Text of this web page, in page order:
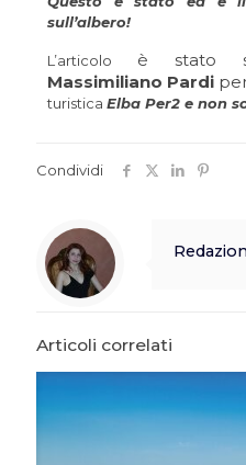
sull’albero!
L’articolo è stato
Massimiliano Pardi
turistica Elba Per2 e non
Condividi
Articoli correlati